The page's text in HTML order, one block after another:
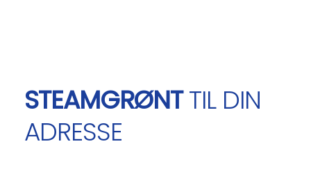
STEAMGRØNTTIL DIN
ADRESSE